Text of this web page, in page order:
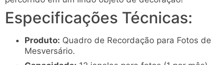
Especificações Técnicas:
Produto: Quadro de Recordação para Fotos de
Mesversário.